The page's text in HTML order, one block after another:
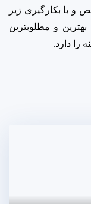
و با بکارگیری زیر
و مطلوبترین
را دارد.